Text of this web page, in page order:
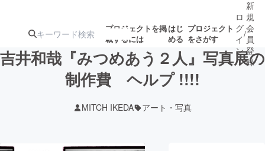
プロジェクトを掲
載するには
はじ
める
プロジェクト
をさがす
ジェクト
募集終了が近いプ
ロジェクト
ロ
グ
イ
ン
/
新
規
会
員
登
録
吉井和哉『みつめあう２人』写真展の
制作費 ヘルプ !!!!
MITCH IKEDA アート・写真